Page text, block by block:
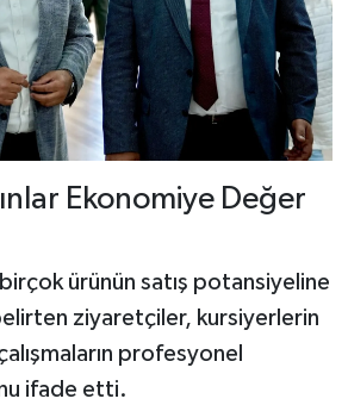
Ekonomiye Değer
ürünün satış potansiyeline
ziyaretçiler, kursiyerlerin
profesyonel
ifade etti.